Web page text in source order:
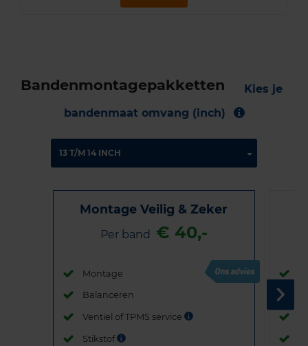
Bandenmontagepakketten
Kies je
bandenmaat omvang (inch)
Montage Veilig & Zeker
Per band € 40,-
Montage
Balanceren
Ventiel of TPMS service
Stikstof